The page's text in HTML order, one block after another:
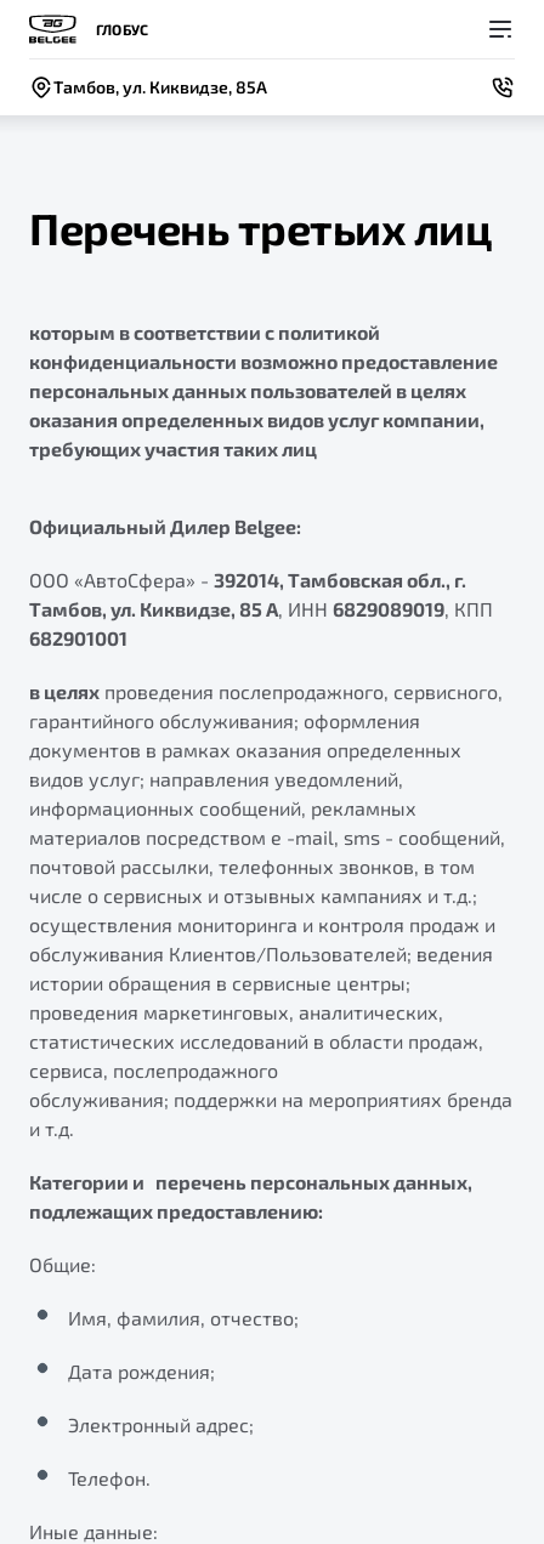
ГЛОБУС
Тамбов, ул. Киквидзе, 85А
Новый
X50+
Яркий кроссовер
S50
Элегантный и практичный седан
от 1 699 990 ₽*
Универсальный кроссовер
от 2 499 990 ₽*
ВЫБОР И ПОКУПКА
Автомобили в наличии
Спецпредложения и Акции
ФИНАНСЫ И УСЛУГИ
Автокредит
Трейд-ин
Расчет КАСКО
автомобиля Belgee
Подробно
Автомобили в наличии
Автокредит
СЕРВИС
Записаться на сервис
Руководство по эксплуатации
ПОДДЕРЖКА
Гарантия Belgee
Belgee Клуб
Belgee Плюс
Реферальная программа
Клиентская поддержка
Помощь на дорогах
"Помощь на дорогах"
Запись на сервис
Калькулятор ТО
Клиентская поддержка
СОБЫТИЯ
Новости
Контакты
О бренде
О дилерском центре
Правовая информация
Перечень третьих лиц
которым в соответствии с политикой
конфиденциальности возможно предоставление
персональных данных пользователей в целях
оказания определенных видов услуг компании,
требующих участия таких лиц
Официальный Дилер Belgee:
ООО «АвтоСфера» - 392014, Тамбовская обл., г.
Тамбов, ул. Киквидзе, 85 А, ИНН 6829089019, КПП
682901001
в целях проведения послепродажного, сервисного,
гарантийного обслуживания; оформления
документов в рамках оказания определенных
видов услуг; направления уведомлений,
информационных сообщений, рекламных
материалов посредством e -mail, sms - сообщений,
почтовой рассылки, телефонных звонков, в том
числе о сервисных и отзывных кампаниях и т.д.;
осуществления мониторинга и контроля продаж и
обслуживания Клиентов/Пользователей; ведения
истории обращения в сервисные центры;
проведения маркетинговых, аналитических,
статистических исследований в области продаж,
сервиса, послепродажного
обслуживания; поддержки на мероприятиях бренда
и т.д.
Категории и перечень персональных данных,
подлежащих предоставлению:
Общие:
Имя, фамилия, отчество;
Дата рождения;
Электронный адрес;
Телефон.
Иные данные: